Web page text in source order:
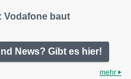
Vodafone baut
News? Gibt es hier!
mehr